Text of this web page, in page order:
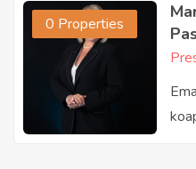
0 Properties